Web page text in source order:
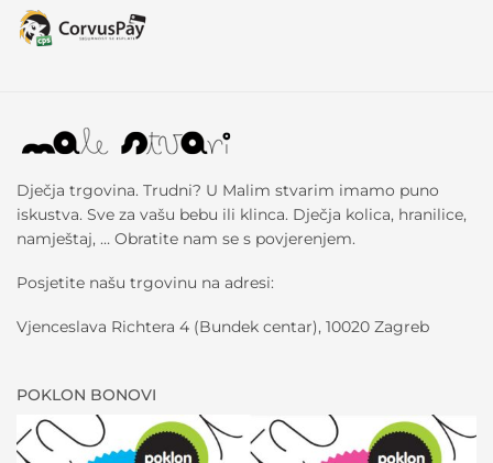
Dječja trgovina. Trudni? U Malim stvarim imamo puno
iskustva. Sve za vašu bebu ili klinca. Dječja kolica, hranilice,
namještaj, … Obratite nam se s povjerenjem.
Posjetite našu trgovinu na adresi:
Vjenceslava Richtera 4 (Bundek centar), 10020 Zagreb
POKLON BONOVI